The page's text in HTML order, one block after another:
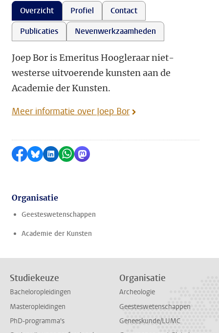
Overzicht Profiel
Contact
Publicaties
Nevenwerkzaamheden
Joep Bor is Emeritus Hoogleraar niet-
westerse uitvoerende kunsten aan de
Academie der Kunsten.
Meer informatie over Joep Bor
Delen op Facebook
Delen via Bluesky
Delen op LinkedIn
Delen via WhatsApp
Delen via Mastodon
Organisatie
Geesteswetenschappen
Academie der Kunsten
Studiekeuze
Bacheloropleidingen
Masteropleidingen
PhD-programma's
Organisatie
Archeologie
Geesteswetenschappen
Geneeskunde/LUMC